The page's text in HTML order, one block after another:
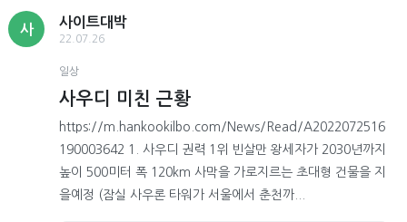
사
사이트대박
22.07.26
일상
사우디 미친 근황
https://m.hankookilbo.com/News/Read/A2022072516
190003642 1. 사우디 권력 1위 빈살만 왕세자가 2030년까지
높이 500미터 폭 120km 사막을 가로지르는 초대형 건물을 지
을예정 (잠실 사우론 타워가 서울에서 춘천까...